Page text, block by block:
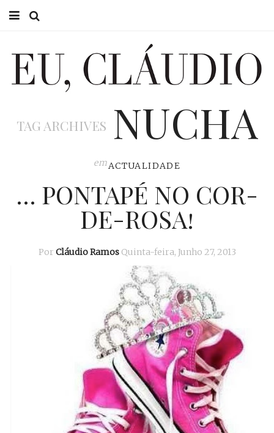
EU CLÁUDIO
EU NA TV
ACTUALIDADE
TAG ARCHIVES NUCHA
emACTUALIDADE
… PONTAPÉ NO COR-
DE-ROSA!
Por Cláudio Ramos Quinta-feira, Junho 27, 2013